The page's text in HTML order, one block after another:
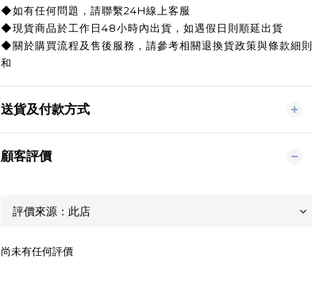
◆如有任何問題，請聯繫24H線上客服
◆現貨商品於工作日48小時內出貨，如遇假日則順延出貨
◆關於購買流程及售後服務，請參考相關退換貨政策與條款細則
和
送貨及付款方式
顧客評價
尚未有任何評價